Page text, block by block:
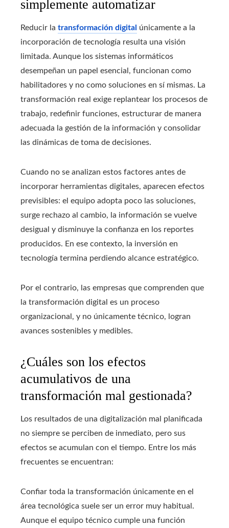
simplemente automatizar
Reducir la transformación digital únicamente a la
incorporación de tecnología resulta una visión
limitada. Aunque los sistemas informáticos
desempeñan un papel esencial, funcionan como
habilitadores y no como soluciones en sí mismas. La
transformación real exige replantear los procesos de
trabajo, redefinir funciones, estructurar de manera
adecuada la gestión de la información y consolidar
las dinámicas de toma de decisiones.
Cuando no se analizan estos factores antes de
incorporar herramientas digitales, aparecen efectos
previsibles: el equipo adopta poco las soluciones,
surge rechazo al cambio, la información se vuelve
desigual y disminuye la confianza en los reportes
producidos. En ese contexto, la inversión en
tecnología termina perdiendo alcance estratégico.
Por el contrario, las empresas que comprenden que
la transformación digital es un proceso
organizacional, y no únicamente técnico, logran
avances sostenibles y medibles.
¿Cuáles son los efectos
acumulativos de una
transformación mal gestionada?
Los resultados de una digitalización mal planificada
no siempre se perciben de inmediato, pero sus
efectos se acumulan con el tiempo. Entre los más
frecuentes se encuentran:
Confiar toda la transformación únicamente en el
área tecnológica suele ser un error muy habitual.
Aunque el equipo técnico cumple una función